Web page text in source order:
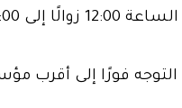
التوجه فورًا إلى